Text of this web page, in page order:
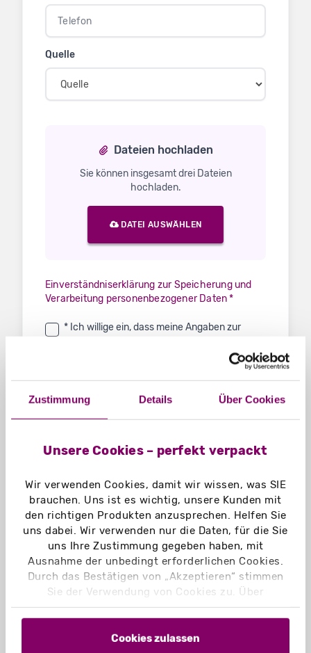
Zustimmung Details Über Cookies
Unsere Cookies – perfekt verpackt
Wir verwenden Cookies, damit wir wissen, was SIE
brauchen. Uns ist es wichtig, unsere Kunden mit
den richtigen Produkten anzusprechen. Helfen Sie
uns dabei. Wir verwenden nur die Daten, für die Sie
uns Ihre Zustimmung gegeben haben, mit
Ausnahme der unbedingt erforderlichen Cookies.
Durch das Bestätigen von „Akzeptieren“ stimmen
Sie der Verwendung von Cookies zu. Über
„Einstellungen“ können Sie auswählen, welche
Cookies Sie zulassen. Hier finden Sie unser
und unsereDatenschutzerklärung
Cookies zulassen
Quelle
Dateien hochladen
Sie können insgesamt drei Dateien
hochladen.
DATEI AUSWÄHLEN
Einverständniserklärung zur Speicherung und
Verarbeitung personenbezogener Daten *
* Ich willige ein, dass meine Angaben zur
eventuelle Rückfragen gespeichert werden.
NACHRICHT SENDEN
Sie haben das Recht, eine erteilte
jederzeit zu widerrufen. Die Löschung der
gespeicherten personenbezogenen Daten
erfolgt, wenn Sie Ihre Einwilligung zur
Speicherung widerrufen, wenn Ihre Kenntnis
zur Erfüllung des mit der Speicherung
verfolgten Zwecks nicht mehr erforderlich
ist oder wenn Ihre Speicherung aus
sonstigen gesetzlichen Gründen unzulässig
ist. Auf schriftliche Anfrage werden wir Sie
gern über die zu Ihrer Person gespeicherten
Daten informieren. Bitte senden Sie uns eine
E-Mail Nachricht an
service@madika.de